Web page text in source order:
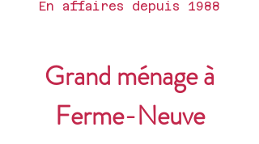
En affaires depuis 1988
Grand ménage à
Ferme-Neuve